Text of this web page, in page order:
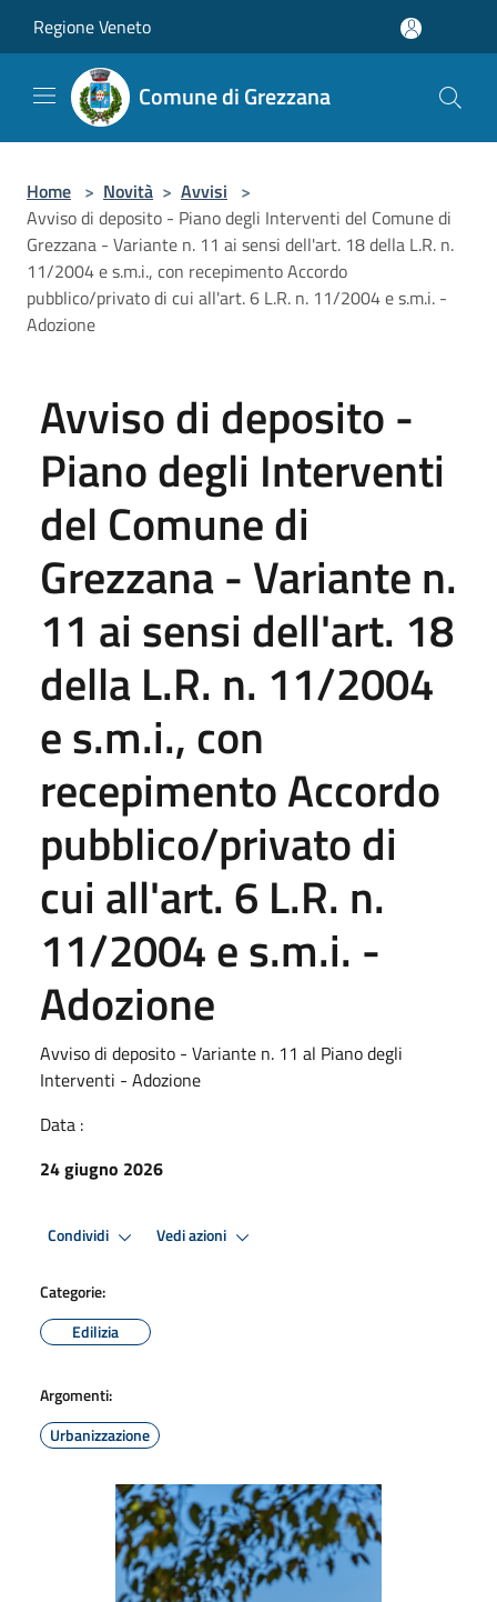
Regione Veneto
Comune di Grezzana
Home > Novità > Avvisi >
Avviso di deposito - Piano degli Interventi del Comune di
Grezzana - Variante n. 11 ai sensi dell'art. 18 della L.R. n.
11/2004 e s.m.i., con recepimento Accordo
pubblico/privato di cui all'art. 6 L.R. n. 11/2004 e s.m.i. -
Adozione
Avviso di deposito -
Piano degli Interventi
del Comune di
Grezzana - Variante n.
11 ai sensi dell'art. 18
della L.R. n. 11/2004
e s.m.i., con
recepimento Accordo
pubblico/privato di
cui all'art. 6 L.R. n.
11/2004 e s.m.i. -
Adozione
Avviso di deposito - Variante n. 11 al Piano degli
Interventi - Adozione
Data :
24 giugno 2026
Condividi Vedi azioni
Categorie:
Edilizia
Argomenti:
Urbanizzazione